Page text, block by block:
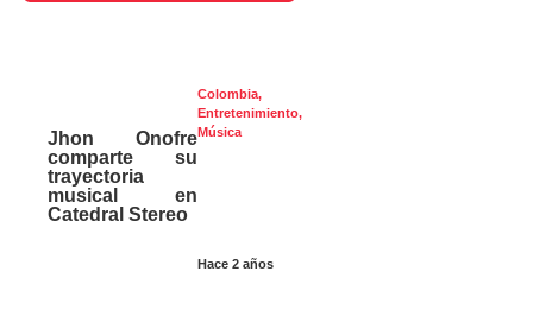
Colombia,
Entretenimiento,
Música
Hace 2 años
Jhon Onofre
comparte su
trayectoria
musical en
Catedral Stereo